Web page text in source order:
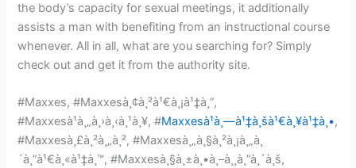
the body’s capacity for sexual meetings, it additionally
assists a man with benefiting from an instructional course
whenever. All in all, what are you searching for? Simply
check out and get it from the authority site.
#Maxxes, #Maxxesà¸¢à¸²à¹€à¸¡à¹‡à¸”,
#Maxxesà¹à¸„à¸›à¸‹à¸¹à¸¥, #Maxxesà¹à¸—à¹‡à¸šà¹€à¸¥à¹‡à¸•,
#Maxxesà¸£à¸²à¸„à¸², #Maxxesà¸„à¸§à¸²à¸¡à¸„à¸
´à¸”à¹€à¸«à¹‡à¸™, #Maxxesà¸§à¸±à¸•à¸–à¸¸à¸”à¸´à¸š,